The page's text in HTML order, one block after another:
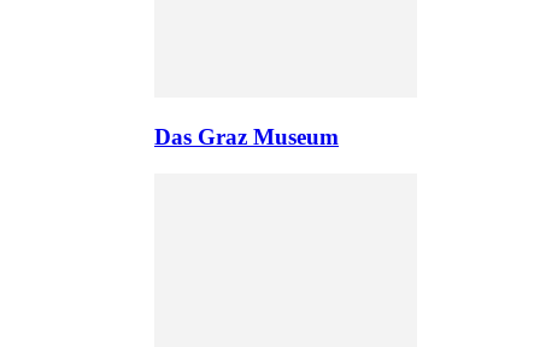
Das Graz Museum